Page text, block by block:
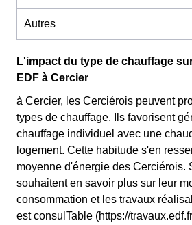
Autres
L'impact du type de chauffage
EDF à Cercier
à Cercier, les Cerciérois peuvent
types de chauffage. Ils favorisent
chauffage individuel avec une
logement. Cette habitude s'en
moyenne d'énergie des Cerciérois.
souhaitent en savoir plus sur leur
consommation et les travaux
est consulTable (https://